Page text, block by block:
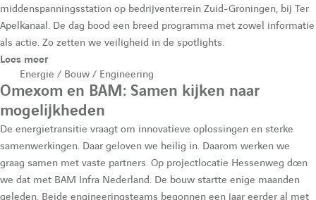
middenspanningsstation op bedrijventerrein Zuid-Groningen, bij Ter
Apelkanaal. De dag bood een breed programma met zowel informatie
als actie. Zo zetten we veiligheid in de spotlights.
Lees meer
Energie / Bouw / Engineering
Omexom en BAM: Samen kijken naar
mogelijkheden
De energietransitie vraagt om innovatieve oplossingen en sterke
samenwerkingen. Daar geloven we heilig in. Daarom werken we
graag samen met vaste partners. Op projectlocatie Hessenweg doen
we dat met BAM Infra Nederland. De bouw startte enige maanden
geleden. Beide engineeringsteams begonnen een jaar eerder al met